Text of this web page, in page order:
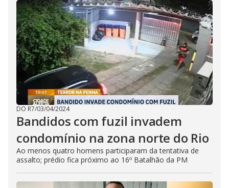
DO R7/03/04/2024
Bandidos com fuzil invadem
condomínio na zona norte do Rio
Ao menos quatro homens participaram da tentativa de
assalto; prédio fica próximo ao 16º Batalhão da PM